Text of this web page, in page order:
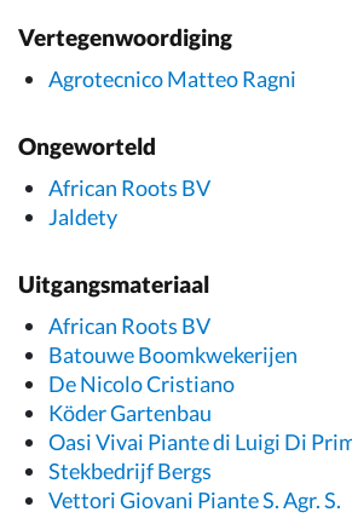
Vertegenwoordiging
Agrotecnico Matteo Ragni
Ongeworteld
African Roots BV
Jaldety
Uitgangsmateriaal
African Roots BV
Batouwe Boomkwekerijen
De Nicolo Cristiano
Köder Gartenbau
Oasi Vivai Piante di Luigi Di
Stekbedrijf Bergs
Vettori Giovani Piante S. Agr. S.